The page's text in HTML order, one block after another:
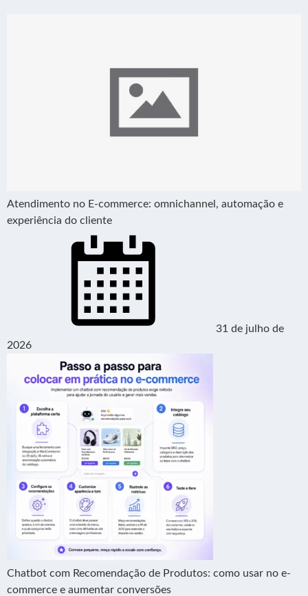
Atendimento no E-commerce: omnichannel, automação e
experiência do cliente
31 de julho de
2026
Chatbot com Recomendação de Produtos: como usar no e-
commerce e aumentar conversões